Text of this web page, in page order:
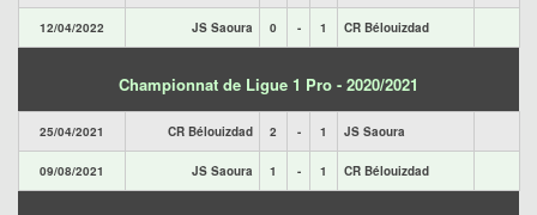
12/04/2022 JS Saoura 0 - 1 CR Bélouizdad
Championnat de Ligue 1 Pro - 2020/2021
25/04/2021 CR Bélouizdad 2 - 1 JS Saoura
09/08/2021 JS Saoura 1 - 1 CR Bélouizdad